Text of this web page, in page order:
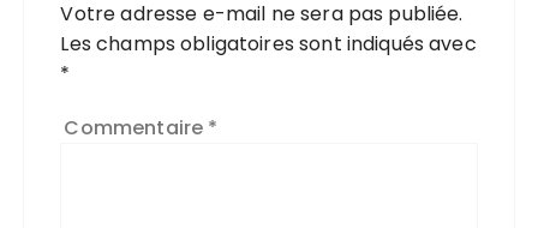
Votre adresse e-mail ne sera pas publiée.
Les champs obligatoires sont indiqués avec
*
Commentaire *